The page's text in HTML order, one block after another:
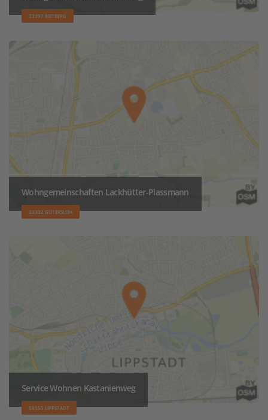
33397 RIETBERG
Wohngemeinschaften Lackhütter-Plassmann
33332 GÜTERSLOH
Service Wohnen Kastanienweg
59555 LIPPSTADT